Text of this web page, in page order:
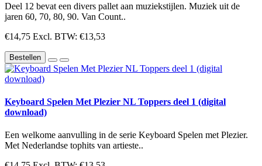
Deel 12 bevat een divers pallet aan muziekstijlen. Muziek uit de
jaren 60, 70, 80, 90. Van Count..
€14,75 Excl. BTW: €13,53
Bestellen
Keyboard Spelen Met Plezier NL Toppers deel 1 (digital
download)
Een welkome aanvulling in de serie Keyboard Spelen met Plezier.
Met Nederlandse tophits van artieste..